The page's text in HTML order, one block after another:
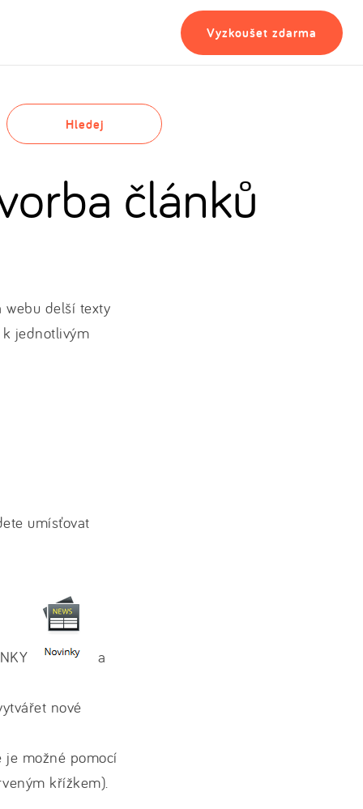
Vyzkoušet zdarma
Hledej
článků
webu delší texty
jednotlivým
umísťovat
a
nové
je možné pomocí
křížkem).